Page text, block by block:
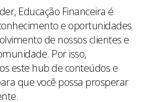
Educação Financeira é
e oportunidades
de nossos clientes e
Por isso,
este hub de conteúdos e
que você possa prosperar